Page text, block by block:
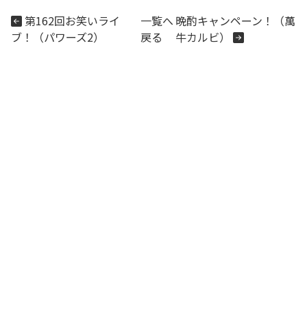
第162回お笑いライ
ブ！（パワーズ2）
一覧へ
戻る
晩酌キャンペーン！（萬
牛カルビ）